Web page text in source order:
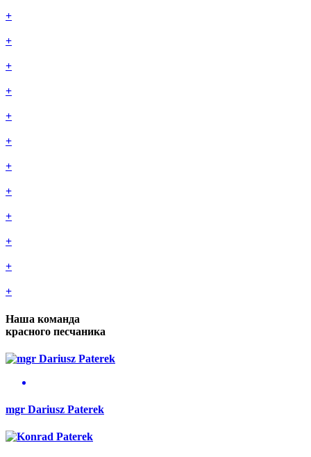
+
+
+
+
+
+
+
+
+
+
+
+
Наша команда
красного песчаника
mgr Dariusz Paterek